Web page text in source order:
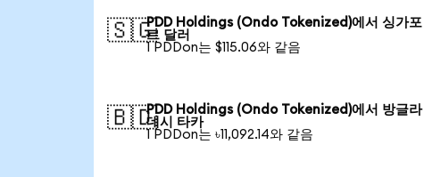
🇸🇬PDD Holdings (Ondo Tokenized)에서 싱가포
르 달러
1 PDDon는 $115.06와 같음
🇧🇩PDD Holdings (Ondo Tokenized)에서 방글라
데시 타카
1 PDDon는 ৳11,092.14와 같음